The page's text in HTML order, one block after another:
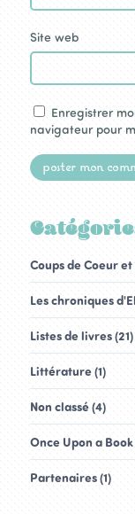
Site web
Enregistrer
navigateur pour
Coups de Coeur
Les chroniques
Listes de livres (21)
Littérature (1)
Non classé (4)
Once Upon a Book
Partenaires (1)